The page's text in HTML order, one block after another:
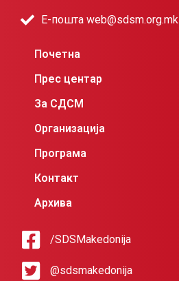
Е-пошта web@sdsm.org.mk
Почетна
Прес центар
За СДСМ
Организација
Програма
Контакт
Архива
/SDSMakedonija
@sdsmakedonija